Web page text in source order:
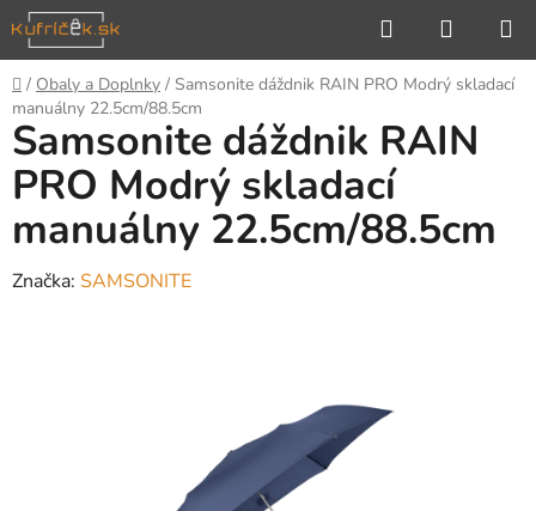
Prejsť
na
obsah
Hľadať
KOŠÍK
Domov
/ Obaly a Doplnky / Samsonite dáždnik RAIN PRO Modrý skladací
manuálny 22.5cm/88.5cm
Samsonite dáždnik RAIN
PRO Modrý skladací
manuálny 22.5cm/88.5cm
Značka: SAMSONITE